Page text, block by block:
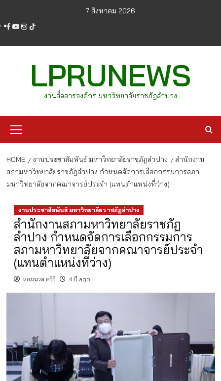
content
7 สิงหาคม 2026
facebook
youtube
instagram
tiktok
LPRUNEWS
งานสื่อสารองค์กร มหาวิทยาลัยราชภัฏลำปาง
Menu
HOME งานประชาสัมพันธ์ มหาวิทยาลัยราชภัฏลำปาง
สำนักงาน
สภามหาวิทยาลัยราชภัฏลำปาง กำหนดจัดการเลือกกรรมการสภา
มหาวิทยาลัยจากคณาจารย์ประจำ (แทนตำแหน่งที่ว่าง)
งานประชาสัมพันธ์ มหาวิทยาลัยราชภัฏลำปาง
สำนักงานสภามหาวิทยาลัยราชภัฏ
ลำปาง กำหนดจัดการเลือกกรรมการ
สภามหาวิทยาลัยจากคณาจารย์ประจำ
(แทนตำแหน่งที่ว่าง)
หอมนวล ศรีริ 4 ปี ago